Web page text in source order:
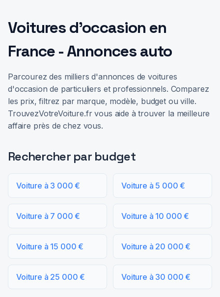
Voitures d'occasion en
France - Annonces auto
Parcourez des milliers d'annonces de voitures
d'occasion de particuliers et professionnels. Comparez
les prix, filtrez par marque, modèle, budget ou ville.
TrouvezVotreVoiture.fr vous aide à trouver la meilleure
affaire près de chez vous.
Rechercher par budget
Voiture à 3 000 € Voiture à 5 000 €
Voiture à 7 000 € Voiture à 10 000 €
Voiture à 15 000 € Voiture à 20 000 €
Voiture à 25 000 € Voiture à 30 000 €